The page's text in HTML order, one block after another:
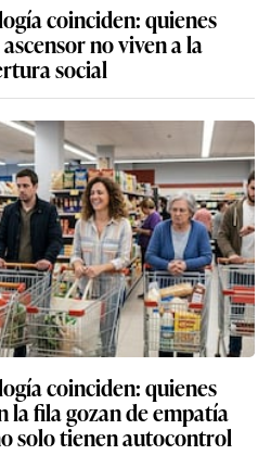
coinciden: quienes
no viven a la
social
coinciden: quienes
la fila gozan de empatía
solo tienen autocontrol